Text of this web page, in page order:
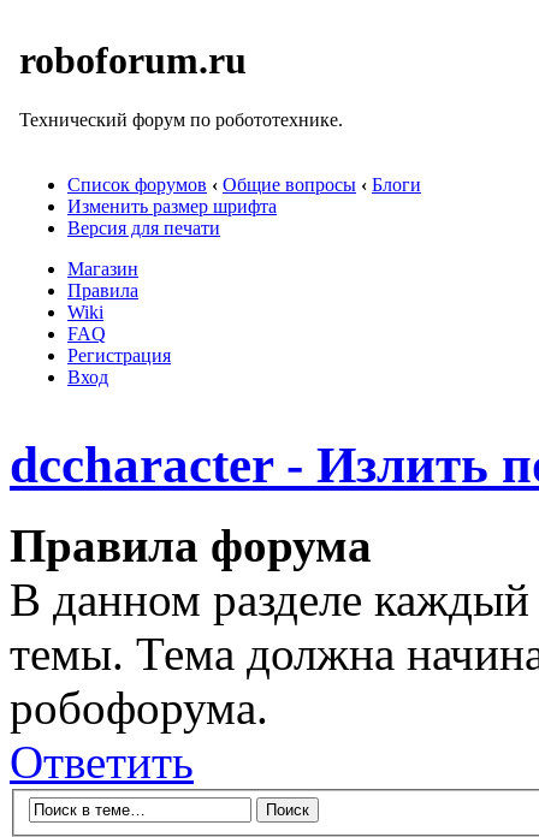
roboforum.ru
Технический форум по робототехнике.
Список форумов ‹ Общие вопросы ‹ Блоги
Изменить размер шрифта
Версия для печати
Магазин
Правила
Wiki
FAQ
Регистрация
Вход
dccharacter - Излить
Правила форума
В данном разделе
темы. Тема должна
робофорума.
Ответить